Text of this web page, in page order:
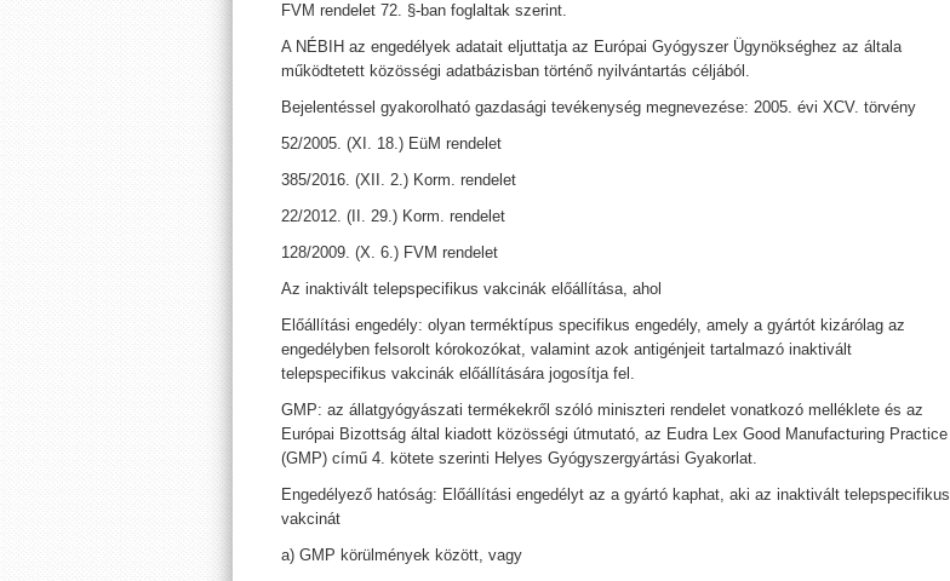
FVM rendelet 72. §-ban foglaltak szerint.
A NÉBIH az engedélyek adatait eljuttatja az Európai Gyógyszer Ügynökséghez az általa
működtetett közösségi adatbázisban történő nyilvántartás céljából.
Bejelentéssel gyakorolható gazdasági tevékenység megnevezése: 2005. évi XCV. törvény
52/2005. (XI. 18.) EüM rendelet
385/2016. (XII. 2.) Korm. rendelet
22/2012. (II. 29.) Korm. rendelet
128/2009. (X. 6.) FVM rendelet
Az inaktivált telepspecifikus vakcinák előállítása, ahol
Előállítási engedély: olyan terméktípus specifikus engedély, amely a gyártót kizárólag az
engedélyben felsorolt kórokozókat, valamint azok antigénjeit tartalmazó inaktivált
telepspecifikus vakcinák előállítására jogosítja fel.
GMP: az állatgyógyászati termékekről szóló miniszteri rendelet vonatkozó melléklete és az
Európai Bizottság által kiadott közösségi útmutató, az Eudra Lex Good Manufacturing Practice
(GMP) című 4. kötete szerinti Helyes Gyógyszergyártási Gyakorlat.
Engedélyező hatóság: Előállítási engedélyt az a gyártó kaphat, aki az inaktivált telepspecifikus
vakcinát
a) GMP körülmények között, vagy